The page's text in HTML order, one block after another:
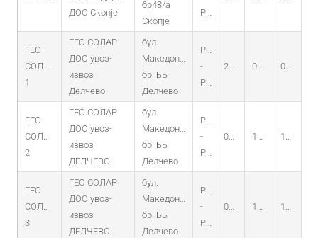
ДОО Скопје
бр48/а
Скопје
PV
ГЕО
СОЛАР
1
ГЕО СОЛАР
ДОО увоз-
извоз
Делчево
бул.
Македонија
бр. ББ
Делчево
PO
-
PV
25.10.2012 09.10.2012 09.10.2027
ГЕО
СОЛАР
2
ГЕО СОЛАР
ДОО увоз-
извоз
ДЕЛЧЕВО
бул.
Македонија
бр. ББ
Делчево
PO
-
PV
06.08.2013 16.07.2013 16.07.2028
ГЕО
СОЛАР
3
ГЕО СОЛАР
ДОО увоз-
извоз
ДЕЛЧЕВО
бул.
Македонија
бр. ББ
Делчево
PO
-
PV
06.08.2013 16.07.2013 16.07.2028